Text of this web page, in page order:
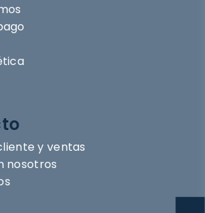
y ventas
nosotros